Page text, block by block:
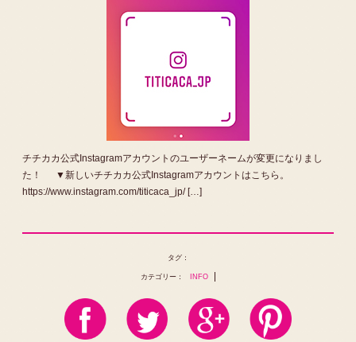
チチカカ公式Instagramアカウントのユーザーネームが変更になりまし
た！ ▼新しいチチカカ公式Instagramアカウントはこちら。
https://www.instagram.com/titicaca_jp/ […]
タグ：
カテゴリー： INFO